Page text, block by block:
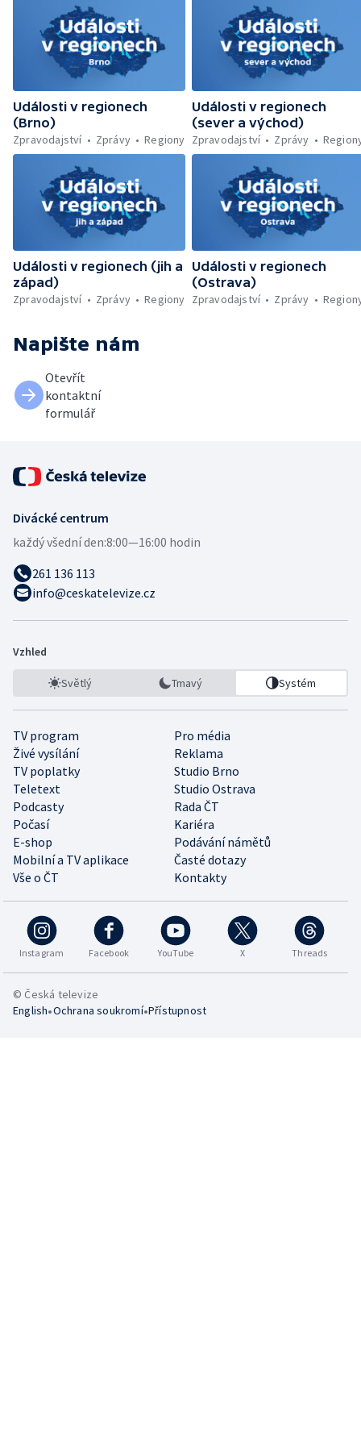
za dlouhodobé týrání psů — Kontroly
farmářských trhů — Ochrana Lesního
koupaliště v Ruprechticích — Umělý sníh na
vrcholu Černé hory — Zrestaurované sochy
se vrátily na pražský orloj
Události v regionech
(Brno)
Zpravodajství
Zprávy Regiony
Události v regionech
(sever a východ)
Zpravodajství
Zprávy
Události v regionech (jih a
západ)
Zpravodajství
Zprávy Regiony
Události v regionech
(Ostrava)
Zpravodajství
Zprávy
Napište nám
Otevřít
kontaktní
formulář
Divácké centrum
každý všední den:8:00—16:00 hodin
261 136 113
info@ceskatelevize.cz
Vzhled
Světlý Tmavý Systém
TV program
Pro média
Živé vysílání
Reklama
TV poplatky
Studio Brno
Teletext
Studio Ostrava
Podcasty
Rada ČT
Počasí
Kariéra
E-shop
Podávání námětů
Mobilní a TV aplikace
Časté dotazy
Vše o ČT
Kontakty
Instagram Facebook YouTube X Threads
© Česká televize
English•Ochrana soukromí•Přístupnost